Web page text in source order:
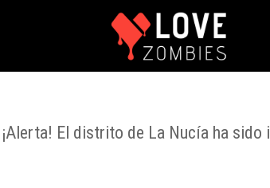
¡Alerta! El distrito de La Nucía ha